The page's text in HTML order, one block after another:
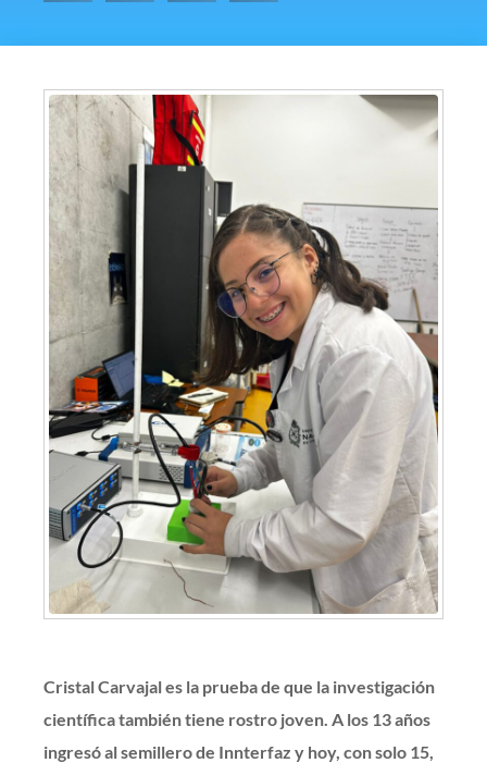
Cristal Carvajal es la prueba de que la investigación
científica también tiene rostro joven. A los 13 años
ingresó al semillero de Innterfaz y hoy, con solo 15,